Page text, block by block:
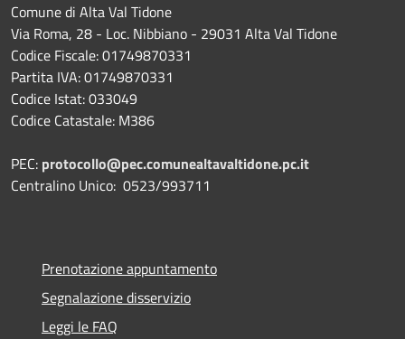
Comune di Alta Val Tidone
Via Roma, 28 - Loc. Nibbiano - 29031 Alta Val Tidone
Codice Fiscale: 01749870331
Partita IVA: 01749870331
Codice Istat: 033049
Codice Catastale: M386
PEC: protocollo@pec.comunealtavaltidone.pc.it
Centralino Unico: 0523/993711
Prenotazione appuntamento
Segnalazione disservizio
Leggi le FAQ